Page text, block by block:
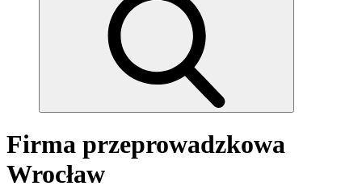
Firma przeprowadzkowa
Wrocław